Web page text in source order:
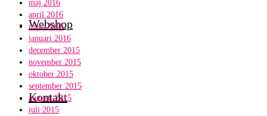
Webshop
Kontakt
maj 2016
april 2016
mars 2016
januari 2016
december 2015
november 2015
oktober 2015
september 2015
augusti 2015
juli 2015